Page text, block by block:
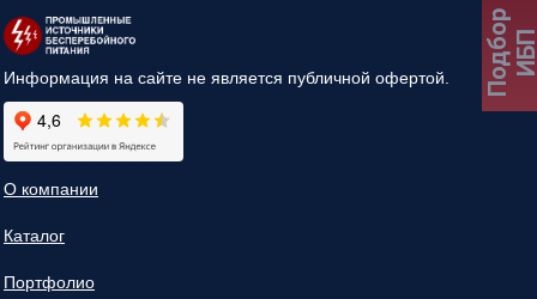
Информация на сайте не является публичной офертой.
О компании
Каталог
Портфолио
Подбор